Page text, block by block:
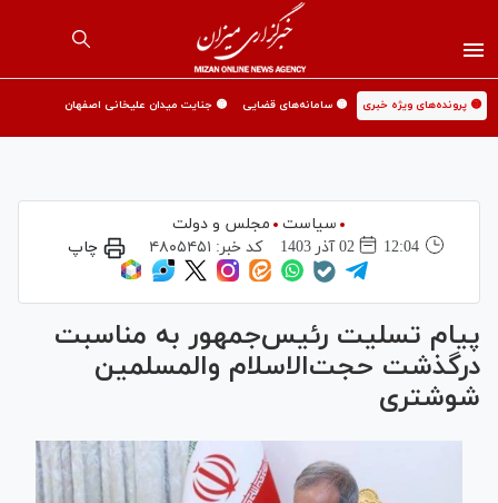
🟡 پرونده‌های ویژه خبری 🟡 سامانه‌های قضایی 🟡 جنایت میدان علیخانی اصفهان
سیاست
مجلس و دولت
12:04
02 آذر 1403 کد خبر: ۴۸۰۵۴۵۱ چاپ
پیام تسلیت رئیس‌جمهور به مناسبت
درگذشت حجت‌الاسلام والمسلمین
شوشتری